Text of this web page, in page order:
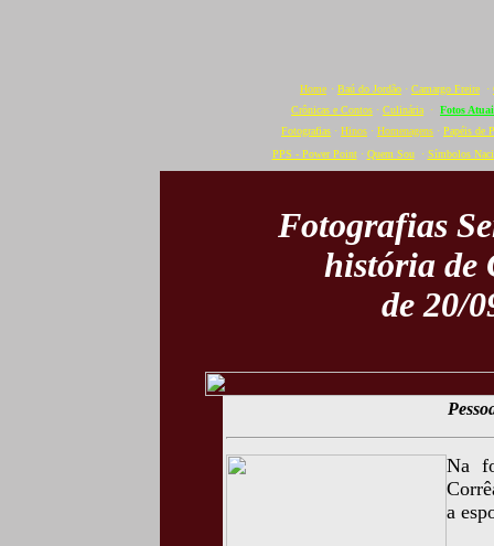
Home · Baú do Jordão · Camargo Freire ·
Crônicas e Contos · Culinária · Fotos
Fotografias · Hinos · Homenagens · Papéis de
PPS - Power Point· Quem Sou· Símbolos
Fotografias
história de
de 20/
Na
a